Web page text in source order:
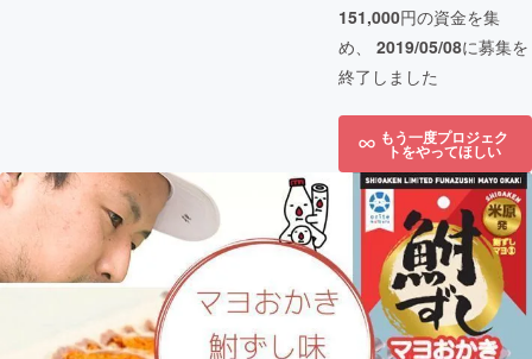
151,000円の資金を集
め、 2019/05/08に募集を
終了しました
もう一度プロジェク
トをやってほしい